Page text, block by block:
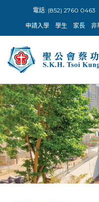
content
電話: (852) 2760 0463
申請入學 學生 家長 非